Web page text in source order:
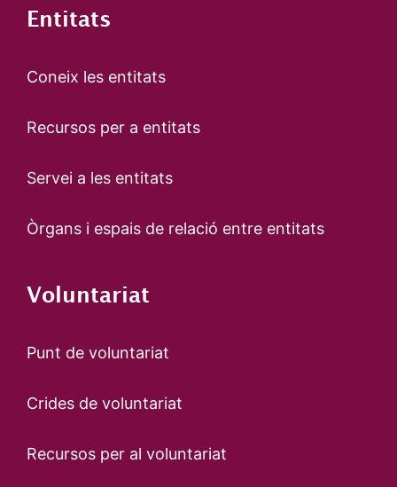
Entitats
Coneix les entitats
Recursos per a entitats
Servei a les entitats
Òrgans i espais de relació entre entitats
Voluntariat
Punt de voluntariat
Crides de voluntariat
Recursos per al voluntariat